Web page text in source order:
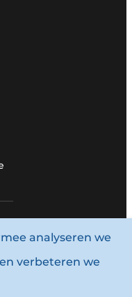
analyseren we
verbeteren we